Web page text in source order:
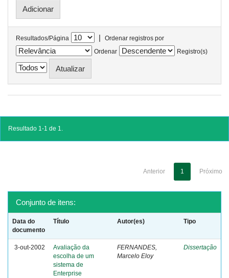
Resultados/Página |
Ordenar registros por
Ordenar
Registro(s)
Resultado 1-1 de 1.
Anterior 1 Próximo
Conjunto de itens:
Data do
documento
Título Autor(es) Tipo
3-out-2002
Avaliação da
escolha de um
sistema de
Enterprise
FERNANDES,
Marcelo Eloy
Dissertação